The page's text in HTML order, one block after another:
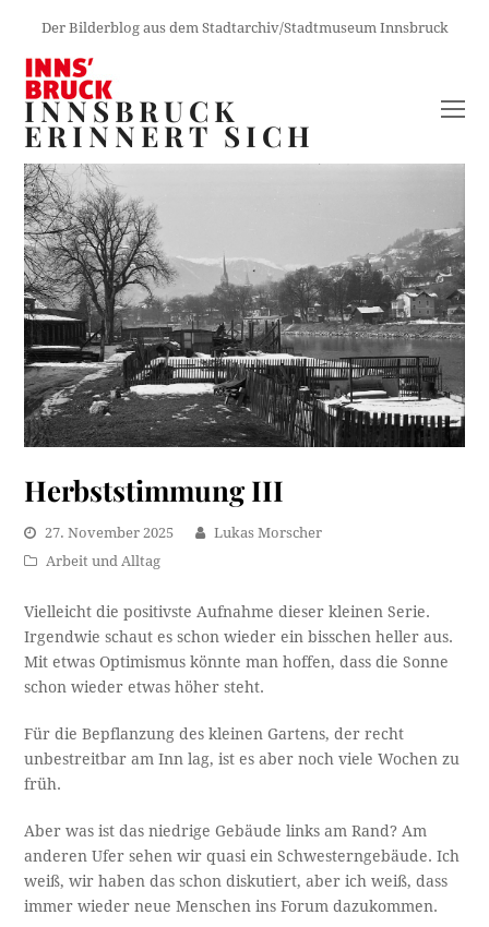
Der Bilderblog aus dem Stadtarchiv/Stadtmuseum Innsbruck
INNSBRUCK
ERINNERT SICH
Herbststimmung III
27. November 2025
Lukas Morscher
Arbeit und Alltag
Vielleicht die positivste Aufnahme dieser kleinen Serie.
Irgendwie schaut es schon wieder ein bisschen heller aus.
Mit etwas Optimismus könnte man hoffen, dass die Sonne
schon wieder etwas höher steht.
Für die Bepflanzung des kleinen Gartens, der recht
unbestreitbar am Inn lag, ist es aber noch viele Wochen zu
früh.
Aber was ist das niedrige Gebäude links am Rand? Am
anderen Ufer sehen wir quasi ein Schwesterngebäude. Ich
weiß, wir haben das schon diskutiert, aber ich weiß, dass
immer wieder neue Menschen ins Forum dazukommen.